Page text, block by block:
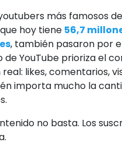
más famosos
hoy tiene 56,7
, también pasaron por
de YouTube prioriza el
likes, comentarios,
importa mucho la
no basta. Los